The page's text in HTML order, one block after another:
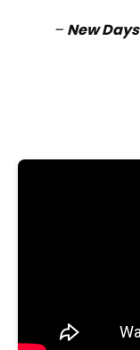
– New Days